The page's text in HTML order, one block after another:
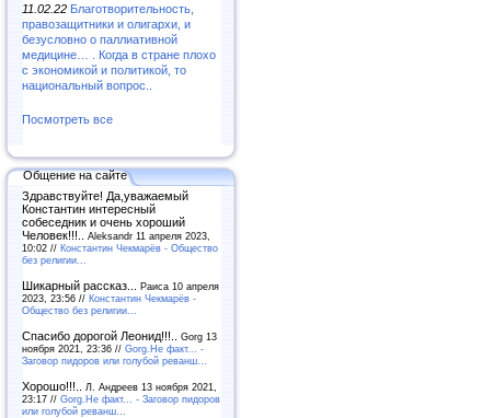
11.02.22 Благотворительность,
правозащитники и олигархи, и
безусловно о паллиативной
медицине… . Когда в стране плохо
с экономикой и политикой, то
национальный вопрос..
Посмотреть все
Общение на сайте
Здравствуйте! Да,уважаемый
Константин интересный
собеседник и очень хороший
Человек!!!.. Aleksandr 11 апреля 2023,
10:02 // Константин Чекмарёв - Общество
без религии...
Шикарный рассказ... Раиса 10 апреля
2023, 23:56 // Константин Чекмарёв -
Общество без религии...
Спасибо дорогой Леонид!!!.. Gorg 13
ноября 2021, 23:36 // Gorg.Не факт... -
Заговор пидоров или голубой реванш…
Хорошо!!!..
Л. Андреев 13 ноября 2021,
23:17 // Gorg.Не факт... - Заговор пидоров
или голубой реванш…